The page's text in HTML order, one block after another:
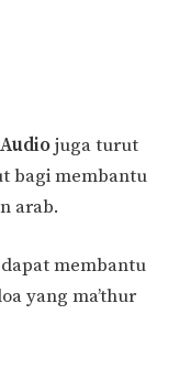
Audiojuga turut
bagi membantu
arab.
membantu
yang ma’thur